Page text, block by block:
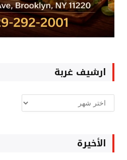
ارشيف غربة
ارشيف
غربة
الأخيرة